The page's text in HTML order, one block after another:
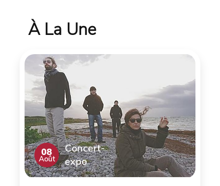
À La Une
08
Août
Concert-
expo